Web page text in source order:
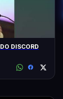
DISCORD